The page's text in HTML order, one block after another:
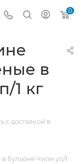
0
в
1 кг
доставкой в
бульоне Чили уп/1